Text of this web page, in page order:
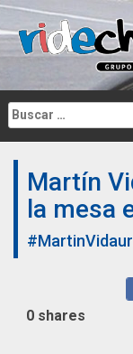
Skip
to
content
Buscar:
Martín
la mesa
0 shares